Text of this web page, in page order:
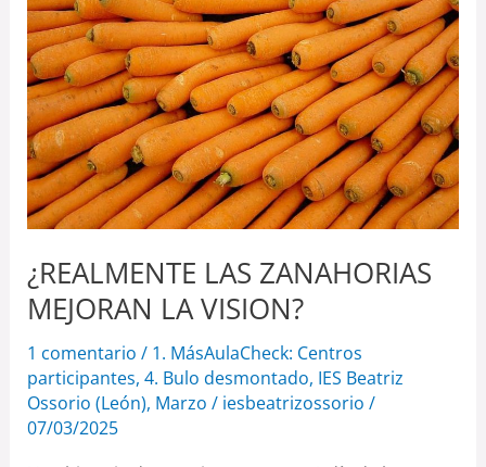
¿REALMENTE LAS ZANAHORIAS
MEJORAN LA VISION?
1 comentario / 1. MásAulaCheck: Centros
participantes, 4. Bulo desmontado, IES Beatriz
Ossorio (León), Marzo / iesbeatrizossorio /
07/03/2025
MEJORAN
LA
VISION?